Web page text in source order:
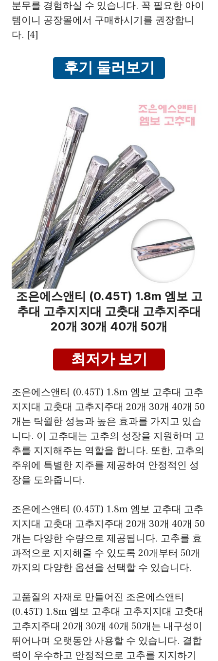
분무를 경험하실 수 있습니다. 꼭 필요한 아이
템이니 공장몰에서 구매하시기를 권장합니
다. [4]
후기 둘러보기
조은에스앤티 (0.45T) 1.8m 엠보 고
추대 고추지지대 고춧대 고추지주대
20개 30개 40개 50개
최저가 보기
조은에스앤티 (0.45T) 1.8m 엠보 고추대 고추
지지대 고춧대 고추지주대 20개 30개 40개 50
개는 탁월한 성능과 높은 효과를 가지고 있습
니다. 이 고추대는 고추의 성장을 지원하며 고
추를 지지해주는 역할을 합니다. 또한, 고추의
주위에 특별한 지주를 제공하여 안정적인 성
장을 도와줍니다.
조은에스앤티 (0.45T) 1.8m 엠보 고추대 고추
지지대 고춧대 고추지주대 20개 30개 40개 50
개는 다양한 수량으로 제공됩니다. 고추를 효
과적으로 지지해줄 수 있도록 20개부터 50개
까지의 다양한 옵션을 선택할 수 있습니다.
고품질의 자재로 만들어진 조은에스앤티
(0.45T) 1.8m 엠보 고추대 고추지지대 고춧대
고추지주대 20개 30개 40개 50개는 내구성이
뛰어나며 오랫동안 사용할 수 있습니다. 결합
력이 우수하고 안정적으로 고추를 지지하기